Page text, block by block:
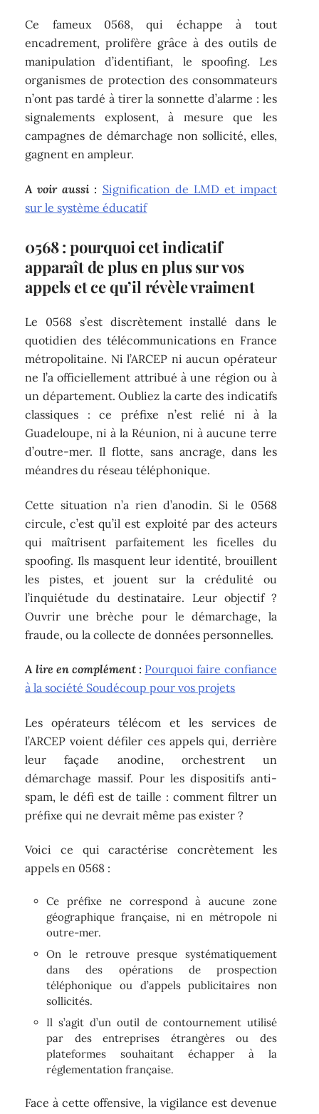
Ce fameux 0568, qui échappe à tout
encadrement, prolifère grâce à des outils de
manipulation d’identifiant, le spoofing. Les
organismes de protection des consommateurs
n’ont pas tardé à tirer la sonnette d’alarme : les
signalements explosent, à mesure que les
campagnes de démarchage non sollicité, elles,
gagnent en ampleur.
A voir aussi : Signification de LMD et impact
sur le système éducatif
0568 : pourquoi cet indicatif
apparaît de plus en plus sur vos
appels et ce qu’il révèle vraiment
Le 0568 s’est discrètement installé dans le
quotidien des télécommunications en France
métropolitaine. Ni l’ARCEP ni aucun opérateur
ne l’a officiellement attribué à une région ou à
un département. Oubliez la carte des indicatifs
classiques : ce préfixe n’est relié ni à la
Guadeloupe, ni à la Réunion, ni à aucune terre
d’outre-mer. Il flotte, sans ancrage, dans les
méandres du réseau téléphonique.
Cette situation n’a rien d’anodin. Si le 0568
circule, c’est qu’il est exploité par des acteurs
qui maîtrisent parfaitement les ficelles du
spoofing. Ils masquent leur identité, brouillent
les pistes, et jouent sur la crédulité ou
l’inquiétude du destinataire. Leur objectif ?
Ouvrir une brèche pour le démarchage, la
fraude, ou la collecte de données personnelles.
A lire en complément : Pourquoi faire confiance
à la société Soudécoup pour vos projets
Les opérateurs télécom et les services de
l’ARCEP voient défiler ces appels qui, derrière
leur façade anodine, orchestrent un
démarchage massif. Pour les dispositifs anti-
spam, le défi est de taille : comment filtrer un
préfixe qui ne devrait même pas exister ?
Voici ce qui caractérise concrètement les
appels en 0568 :
Ce préfixe ne correspond à aucune zone
géographique française, ni en métropole ni
outre-mer.
On le retrouve presque systématiquement
dans des opérations de prospection
téléphonique ou d’appels publicitaires non
sollicités.
Il s’agit d’un outil de contournement utilisé
par des entreprises étrangères ou des
plateformes souhaitant échapper à la
réglementation française.
Face à cette offensive, la vigilance est devenue